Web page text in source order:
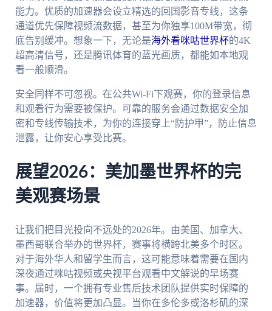
能力。优质的加速器会设立精选的回国影音专线，这条
通道优先保障视频流数据，甚至为你独享100M带宽，彻
底告别缓冲。想象一下，无论是海外看咪咕世界杯的4K
超高清信号，还是腾讯体育的蓝光画质，都能如本地观
看一般顺滑。
安全同样不可忽视。在公共Wi-Fi下观赛，你的登录信息
和观看行为需要被保护。可靠的服务会通过数据安全加
密和专线传输技术，为你的连接穿上“防护甲”，防止信息
泄露，让你安心享受比赛。
展望2026：美加墨世界杯的完
美观赛场景
让我们把目光投向不远处的2026年。由美国、加拿大、
墨西哥联合举办的世界杯，赛事将横跨北美多个时区。
对于海外华人和留学生而言，这可能意味着需要在国内
深夜通过咪咕视频或央视平台观看中文解说的早场赛
事。届时，一个拥有专业售后技术团队提供实时保障的
加速器，价值将更加凸显。当你在多伦多或洛杉矶的深